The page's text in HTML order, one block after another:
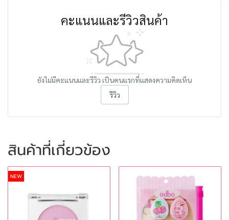
คะแนนและรีวิวสินค้า
ยังไม่มีคะแนนและรีวิว เป็นคนแรกที่แสดงความคิดเห็น
รีวิว
สินค้าที่เกี่ยวข้อง
NEW